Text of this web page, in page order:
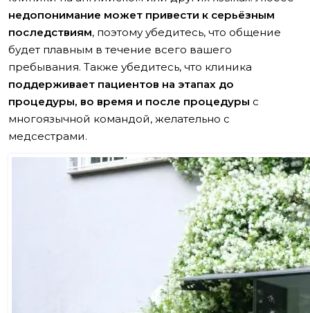
недопонимание может привести к серьёзным
последствиям, поэтому убедитесь, что общение
будет плавным в течение всего вашего
пребывания. Также убедитесь, что клиника
поддерживает пациентов на этапах до
процедуры, во время и после процедуры с
многоязычной командой, желательно с
медсестрами.